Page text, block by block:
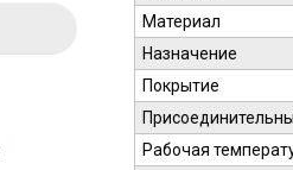
Материал
Назначение
Покрытие
Рабочая